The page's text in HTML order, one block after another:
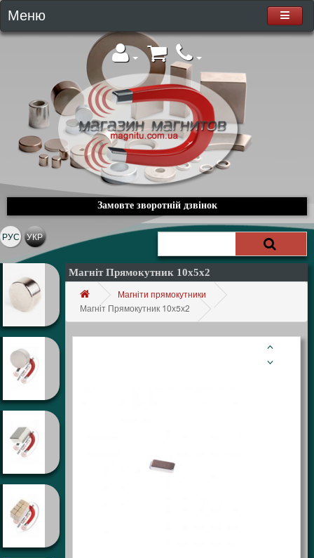
Меню
Замовте зворотній дзвінок
РУС УКР
Магніт Прямокутник 10х5х2
Магніти прямокутники
Магніт Прямокутник 10х5х2